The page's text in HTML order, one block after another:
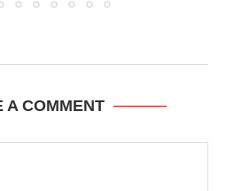
A COMMENT